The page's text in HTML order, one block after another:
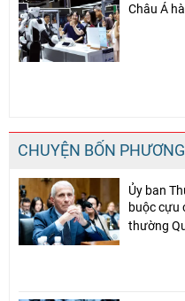
Châu Á
CHUYỆN BỐN PHƯƠNG
Ủy ban
buộc cựu
thường